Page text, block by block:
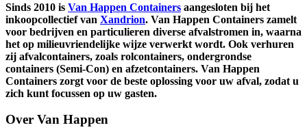
Sinds 2010 is Van Happen Containers aangesloten bij het
inkoopcollectief van Xandrion. Van Happen Containers zamelt
voor bedrijven en particulieren diverse afvalstromen in, waarna
het op milieuvriendelijke wijze verwerkt wordt. Ook verhuren
zij afvalcontainers, zoals rolcontainers, ondergrondse
containers (Semi-Con) en afzetcontainers. Van Happen
Containers zorgt voor de beste oplossing voor uw afval, zodat u
zich kunt focussen op uw gasten.
Over Van Happen